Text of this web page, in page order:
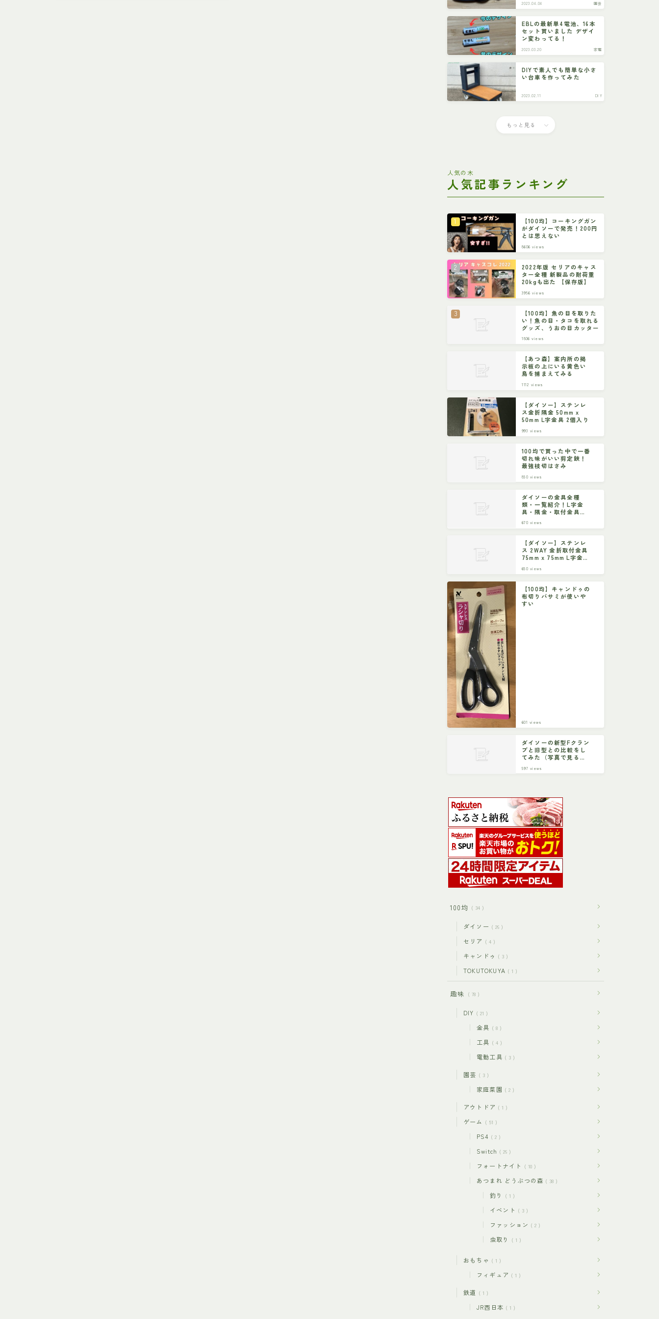
2023.04.04 園芸
EBLの最新単4電池、16本
セット買いました デザイ
ン変わってる！
2023.03.20 家電
DIYで素人でも簡単な小さ
い台車を作ってみた
2023.02.11 DIY
もっと見る
人気の木
人気記事ランキング
【100均】コーキングガン
がダイソーで発売！200円
とは思えない
8606 views
2022年版 セリアのキャス
ター全種 新製品の耐荷重
20kgも出た 【保存版】
3956 views
【100均】魚の目を取りた
い！魚の目・タコを取れる
グッズ、うおの目カッター
1806 views
【あつ森】案内所の掲
示板の上にいる黄色い
鳥を捕まえてみる
1112 views
【ダイソー】ステンレ
ス金折隅金 50mm x
50mm L字金具 2個入り
993 views
100均で買った中で一番
切れ味がいい剪定鋏！
最強枝切はさみ
850 views
ダイソーの金具全種
類・一覧紹介！L字金
具・隅金・取付金具な
670 views
【ダイソー】ステンレ
ス 2WAY 金折取付金具
75mm x 75mm L字金具
650 views
【100均】キャンドゥの
布切りバサミが使いや
すい
601 views
ダイソーの新型Fクラン
プと旧型との比較をし
てみた（写真で見る比
597 views
100均 34
ダイソー 26
セリア 4
キャンドゥ 3
TOKUTOKUYA 1
趣味 78
DIY 21
金具 8
工具 4
電動工具 3
園芸 3
家庭菜園 2
アウトドア 1
ゲーム 51
PS4 2
Switch 26
フォートナイト 10
あつまれ どうぶつの森 38
釣り 1
イベント 3
ファッション 2
虫取り 1
おもちゃ 1
フィギュア 1
鉄道 1
JR西日本 1